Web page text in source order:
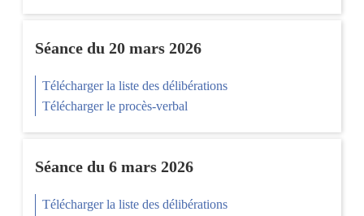
Séance du 20 mars 2026
Télécharger la liste des délibérations
Télécharger le procès-verbal
Séance du 6 mars 2026
Télécharger la liste des délibérations